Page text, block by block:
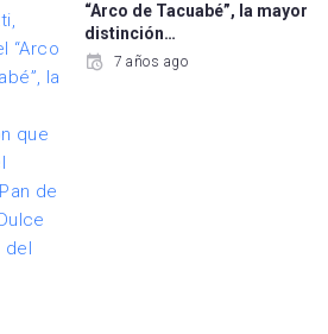
“Arco de Tacuabé”, la mayor
distinción…
7 años ago